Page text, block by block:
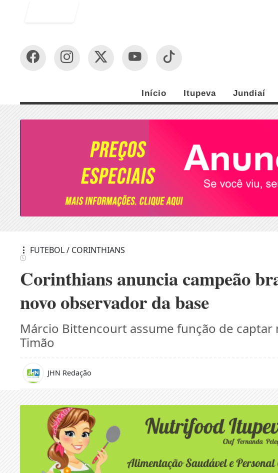
Início Itupeva Jundiaí
FUTEBOL / CORINTHIANS
Corinthians anuncia campeão
novo observador da base
Márcio Bittencourt assume função de captar
Timão
JHN Redação